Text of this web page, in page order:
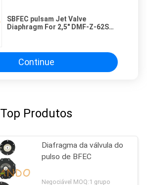
SBFEC pulsam Jet Valve
Diaphragm For 2,5" DMF-Z-62S
Continue
Top Produtos
Diafragma da válvula do
pulso de BFEC
Negociável MOQ:1 grupo